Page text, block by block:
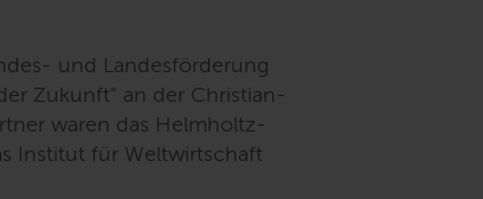
und Landesförderung
Zukunft" an der Christian-
waren das Helmholtz-
Institut für Weltwirtschaft